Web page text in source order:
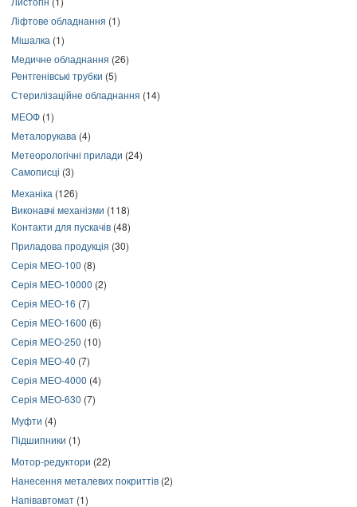
Ліфтове обладнання (1)
Мішалка (1)
Медичне обладнання (26)
Рентгенівські трубки (5)
Стерилізаційне обладнання (14)
МЕОФ (1)
Металорукава (4)
Метеорологічні прилади (24)
Самописці (3)
Механіка (126)
Виконавчі механізми (118)
Контакти для пускачів (48)
Приладова продукція (30)
Серія МЕО-100 (8)
Серія МЕО-10000 (2)
Серія МЕО-16 (7)
Серія МЕО-1600 (6)
Серія МЕО-250 (10)
Серія МЕО-40 (7)
Серія МЕО-4000 (4)
Серія МЕО-630 (7)
Муфти (4)
Підшипники (1)
Мотор-редуктори (22)
Нанесення металевих покриттів (2)
Напівавтомат (1)